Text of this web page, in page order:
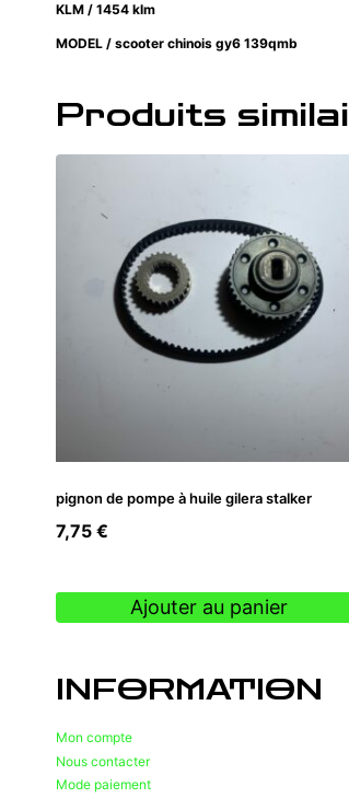
KLM / 1454 klm
MODEL / scooter chinois gy6 139qmb
Produits
pignon de pompe à huile gilera stalker
7,75 €
Ajouter au panier
INFORMATION
Mon compte
Nous contacter
Mode paiement